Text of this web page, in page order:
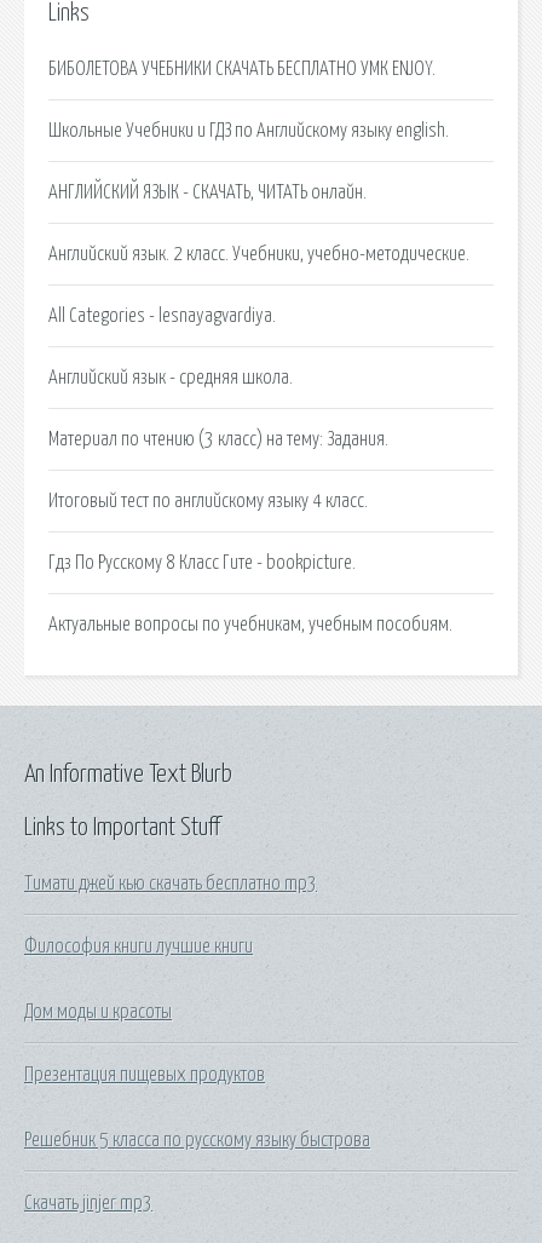
Links
БИБОЛЕТОВА УЧЕБНИКИ СКАЧАТЬ БЕСПЛАТНО УМК ENJOY.
Школьные Учебники и ГДЗ по Английскому языку english.
АНГЛИЙСКИЙ ЯЗЫК - СКАЧАТЬ, ЧИТАТЬ онлайн.
Английский язык. 2 класс. Учебники, учебно-методические.
All Categories - lesnayagvardiya.
Английский язык - средняя школа.
Материал по чтению (3 класс) на тему: Задания.
Итоговый тест по английскому языку 4 класс.
Гдз По Русскому 8 Класс Гите - bookpicture.
Актуальные вопросы по учебникам, учебным пособиям.
Links to Important Stuff
Тимати джей кью скачать бесплатно mp3
Философия книги лучшие книги
Дом моды и красоты
Презентация пищевых продуктов
Решебник 5 класса по русскому языку быстрова
Скачать jinjer mp3
An Informative Text Blurb